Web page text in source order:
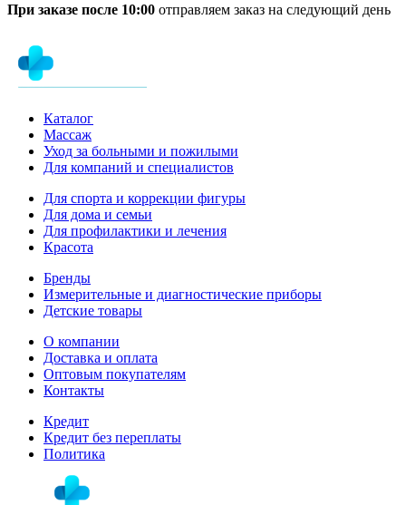
При заказе после 10:00 отправляем заказ на следующий день
Каталог
Массаж
Уход за больными и пожилыми
Для компаний и специалистов
Для спорта и коррекции фигуры
Для дома и семьи
Для профилактики и лечения
Красота
Бренды
Измерительные и диагностические приборы
Детские товары
О компании
Доставка и оплата
Оптовым покупателям
Контакты
Кредит
Кредит без переплаты
Политика